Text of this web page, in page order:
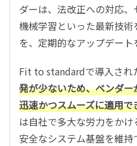
ダーは、法改正への対応
機械学習といった最新技
を、定期的なアップデート
Fit to standardで導入され
発が少ないため、ベンダ
迅速かつスムーズに適用で
は自社で多大な労力をか
安全なシステム基盤を維